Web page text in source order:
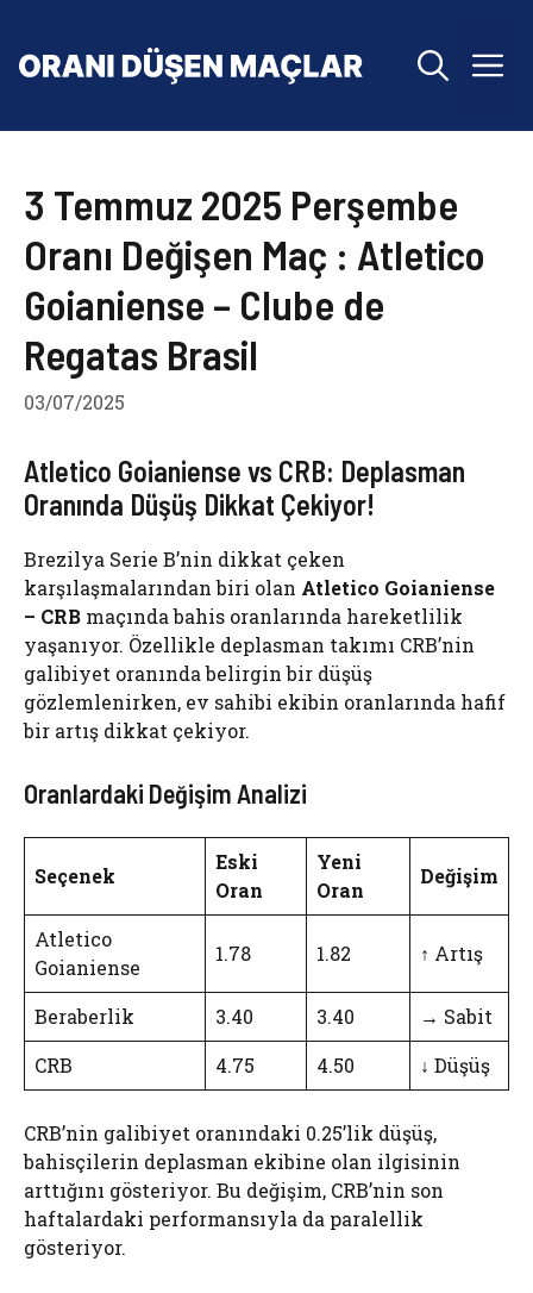
3 Temmuz 2025 Perşembe
Oranı Değişen Maç : Atletico
Goianiense – Clube de
Regatas Brasil
03/07/2025
Atletico Goianiense vs CRB: Deplasman
Oranında Düşüş Dikkat Çekiyor!
Brezilya Serie B’nin dikkat çeken
karşılaşmalarından biri olan Atletico Goianiense
– CRB maçında bahis oranlarında hareketlilik
yaşanıyor. Özellikle deplasman takımı CRB’nin
galibiyet oranında belirgin bir düşüş
gözlemlenirken, ev sahibi ekibin oranlarında hafif
bir artış dikkat çekiyor.
Oranlardaki Değişim Analizi
Seçenek
Eski
Oran
Yeni
Oran
Değişim
Atletico
Goianiense
1.78 1.82 ↑ Artış
Beraberlik 3.40 3.40
→ Sabit
CRB
4.75 4.50 ↓ Düşüş
CRB’nin galibiyet oranındaki 0.25’lik düşüş,
bahisçilerin deplasman ekibine olan ilgisinin
arttığını gösteriyor. Bu değişim, CRB’nin son
haftalardaki performansıyla da paralellik
gösteriyor.